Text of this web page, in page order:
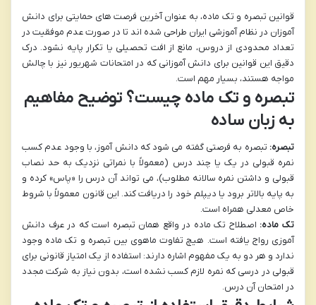
قوانین تبصره و تک ماده، به عنوان آخرین فرصت های حمایتی برای دانش
آموزان در نظام آموزشی ایران طراحی شده اند تا در صورت عدم موفقیت در
تعداد محدودی از دروس، مانع از افت تحصیلی یا تکرار پایه نشود. درک
دقیق این قوانین برای دانش آموزانی که در امتحانات شهریور نیز با چالش
مواجه هستند، بسیار مهم است.
تبصره و تک ماده چیست؟ توضیح مفاهیم
به زبان ساده
تبصره: تبصره به فرصتی گفته می شود که دانش آموز، با وجود عدم کسب
نمره قبولی در یک یا چند درس (معمولاً با نمراتی نزدیک به حد نصاب
قبولی و داشتن نمره سالانه مطلوب)، می تواند آن درس را «پاس» کرده و
به پایه بالاتر برود یا دیپلم خود را دریافت کند. این قانون معمولاً با شروط
خاص معدلی همراه است.
تک ماده: اصطلاح تک ماده در واقع همان تبصره است که در عرف دانش
آموزی رواج یافته است. هیچ تفاوت ماهوی بین تبصره و تک ماده وجود
ندارد و هر دو به یک مفهوم اشاره دارند: استفاده از یک امتیاز قانونی برای
قبولی در درسی که نمره لازم کسب نشده است، بدون نیاز به شرکت مجدد
در امتحان آن درس.